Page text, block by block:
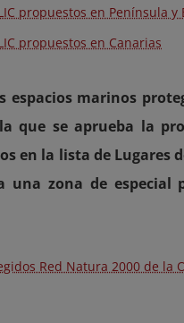
propuestos en Península y
propuestos en Canarias
espacios marinos
que se aprueba la
en la lista de Lugares
una zona de
Red Natura 2000 de la